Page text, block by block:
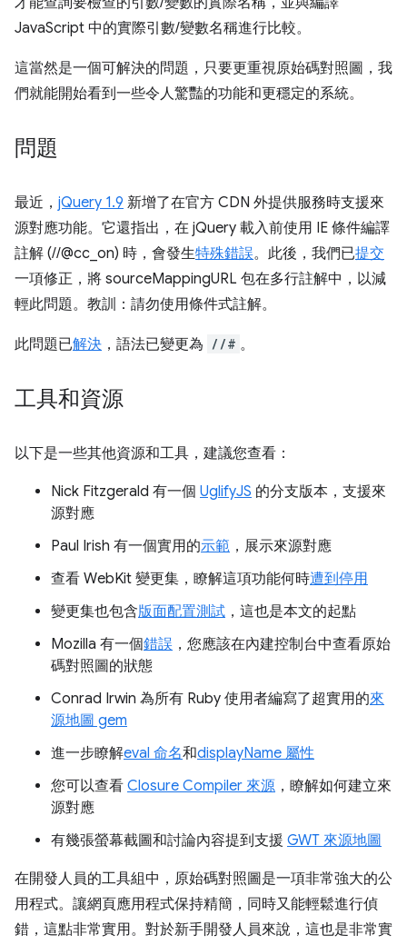
JavaScript 中的實際引數/變數名稱進行比較。
這當然是一個可解決的問題，只要更重視原始碼對照圖，我
們就能開始看到一些令人驚豔的功能和更穩定的系統。
問題
最近， jQuery 1.9 新增了在官方 CDN 外提供服務時支援來
源對應功能。它還指出，在 jQuery 載入前使用 IE 條件編譯
註解 (//@cc_on) 時，會發生特殊錯誤。此後，我們已提交
一項修正，將 sourceMappingURL 包在多行註解中，以減
輕此問題。教訓：請勿使用條件式註解。
此問題已解決 ，語法已變更為 //# 。
工具和資源
以下是一些其他資源和工具，建議您查看：
Nick Fitzgerald 有一個 UglifyJS 的分支版本，支援來
源對應
Paul Irish 有一個實用的示範 ，展示來源對應
查看 WebKit 變更集，瞭解這項功能何時遭到停用
變更集也包含版面配置測試 ，這也是本文的起點
Mozilla 有一個錯誤 ，您應該在內建控制台中查看原始
碼對照圖的狀態
Conrad Irwin 為所有 Ruby 使用者編寫了超實用的來
源地圖 gem
進一步瞭解eval 命名和displayName 屬性
您可以查看 Closure Compiler 來源 ，瞭解如何建立來
源對應
有幾張螢幕截圖和討論內容提到支援 GWT 來源地圖
在開發人員的工具組中，原始碼對照圖是一項非常強大的公
用程式。讓網頁應用程式保持精簡，同時又能輕鬆進行偵
錯，這點非常實用。對於新手開發人員來說，這也是非常實